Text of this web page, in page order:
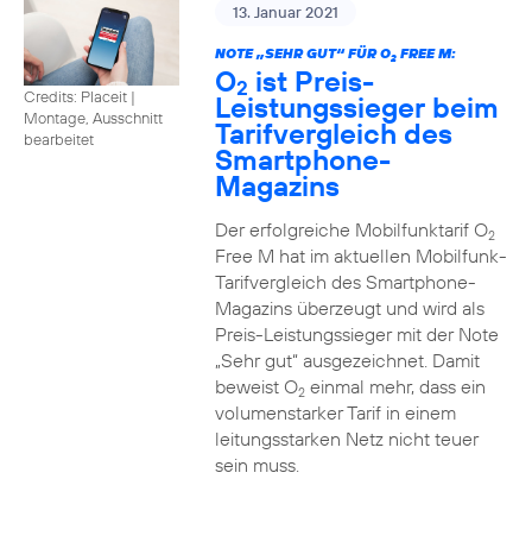
Credits: Placeit |
Montage, Ausschnitt
bearbeitet
13. Januar 2021
NOTE „SEHR GUT“ FÜR O2FREE M:
O2 ist Preis-
Leistungssieger beim
Tarifvergleich des
Smartphone-
Magazins
Der erfolgreiche Mobilfunktarif O2
Free M hat im aktuellen Mobilfunk-
Tarifvergleich des Smartphone-
Magazins überzeugt und wird als
Preis-Leistungssieger mit der Note
„Sehr gut“ ausgezeichnet. Damit
beweist O2einmal mehr, dass ein
volumenstarker Tarif in einem
leitungsstarken Netz nicht teuer
sein muss.